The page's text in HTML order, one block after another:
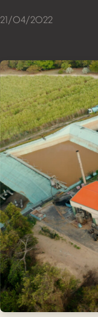
21/04/2022